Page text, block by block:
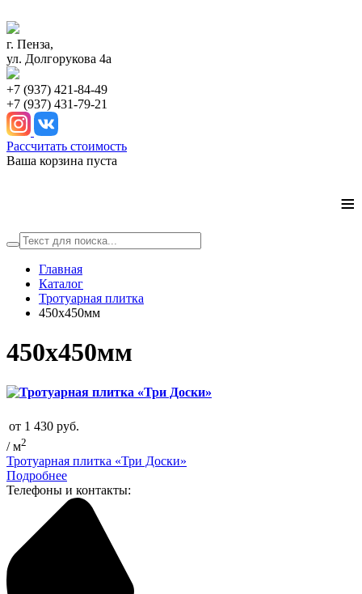
г. Пенза,
ул. Долгорукова 4а
+7 (937) 421-84-49
+7 (937) 431-79-21
Рассчитать стоимость
Ваша корзина пуста
≡
Главная
Каталог
Тротуарная плитка
450х450мм
450х450мм
от 1 430 руб.
/ м2
Тротуарная плитка «Три Доски»
Подробнее
Телефоны и контакты: